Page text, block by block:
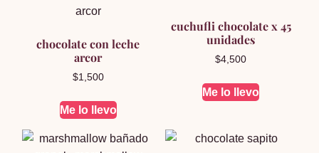
chocolate con leche
arcor
$1,500
Me lo llevo
cuchufli chocolate x 45
unidades
$4,500
Me lo llevo